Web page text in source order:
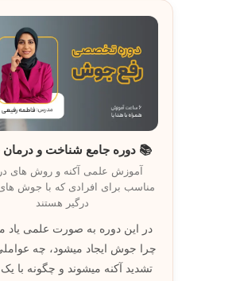
📚 دوره جامع شناخت و
آموزش علمی آکنه و روش های
مناسب برای افرادی که با جوش
درگیر هستند
در اين دوره به صورت علمی ياد
چرا جوش ايجاد ميشود، چه
تشديد آکنه ميشوند و چگونه با